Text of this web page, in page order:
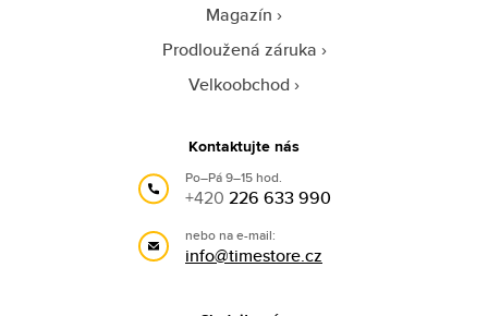
Magazín
Prodloužená záruka
Velkoobchod
Kontaktujte nás
Po–Pá 9–15 hod.
+420 226 633 990
nebo na e-mail:
info@timestore.cz